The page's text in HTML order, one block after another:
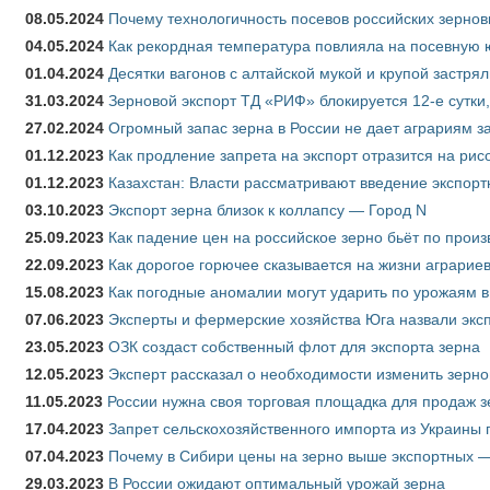
08.05.2024 Почему технологичность посевов российских
04.05.2024 Как рекордная температура повлияла на
01.04.2024 Десятки вагонов с алтайской мукой и крупой
31.03.2024 Зерновой экспорт ТД «РИФ» блокируется 12-е
27.02.2024 Огромный запас зерна в России не дает аграриям
01.12.2023 Как продление запрета на экспорт отразится на
01.12.2023 Казахстан: Власти рассматривают введение
03.10.2023 Экспорт зерна близок к коллапсу — Город N
25.09.2023 Как падение цен на российское зерно бьёт по
22.09.2023 Как дорогое горючее сказывается на жизни аграриев
15.08.2023 Как погодные аномалии могут ударить по урожаям
07.06.2023 Эксперты и фермерские хозяйства Юга назвали
23.05.2023 ОЗК создаст собственный флот для экспорта зерна
12.05.2023 Эксперт рассказал о необходимости изменить
11.05.2023 России нужна своя торговая площадка для продаж
17.04.2023 Запрет сельскохозяйственного импорта из
07.04.2023 Почему в Сибири цены на зерно выше экспортных
29.03.2023 В России ожидают оптимальный урожай зерна